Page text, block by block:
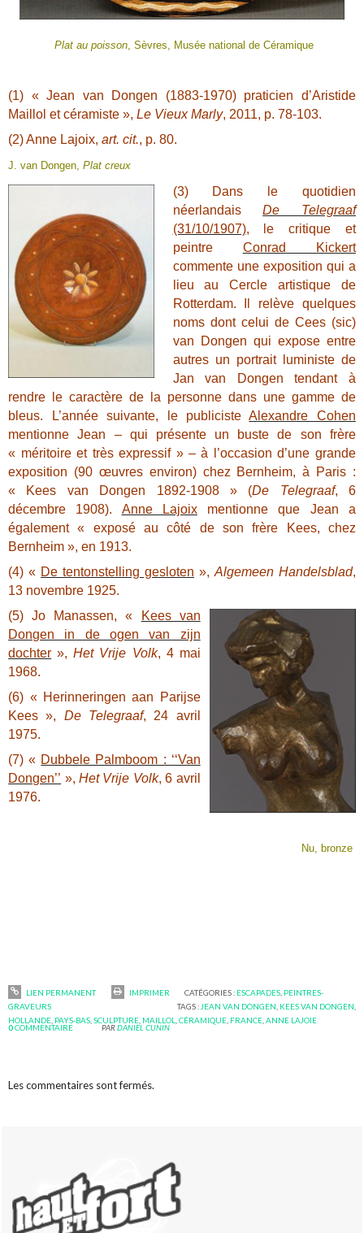
Plat au poisson, Sèvres, Musée national de Céramique
(1) « Jean van Dongen (1883-1970) praticien d’Aristide
Maillol et céramiste »,Le Vieux Marly, 2011, p. 78-103.
(2) Anne Lajoix,art. cit., p. 80.
J. van Dongen, Plat creux
(3) Dans le quotidien
néerlandaisDe Telegraaf
(31/10/1907), le critique et
peintre Conrad Kickert
commente une exposition qui a
lieu au Cercle artistique de
Rotterdam. Il relève quelques
noms dont celui de Cees (sic)
van Dongen qui expose entre
autres un portrait luministe de
Jan van Dongen tendant à
rendre le caractère de la personne dans une gamme de
bleus. L’année suivante, le publicisteAlexandre Cohen
mentionne Jean – qui présente un buste de son frère
« méritoire et très expressif » – à l’occasion d’une grande
exposition (90 œuvres environ) chez Bernheim, à Paris :
« Kees van Dongen 1892-1908 » (De Telegraaf, 6
décembre 1908). Anne Lajoixmentionne que Jean a
également « exposé au côté de son frère Kees, chez
Bernheim », en 1913.
(4) « De tentonstelling gesloten », Algemeen Handelsblad,
13 novembre 1925.
(5) Jo Manassen, «
Kees van
Dongen in de ogen van zijn
dochter »,Het Vrije Volk, 4 mai
1968.
(6) « Herinneringen aan Parijse
Kees », De Telegraaf, 24 avril
1975.
(7) « Dubbele Palmboom : ‘‘Van
Dongen’’ », Het Vrije Volk, 6 avril
1976.
Nu, bronze
LIEN PERMANENT IMPRIMER CATÉGORIES : ESCAPADES PEINTRES-
GRAVEURS
TAGS : JEAN VAN DONGEN KEES VAN DONGEN
HOLLANDE PAYS-BAS ,SCULPTURE MAILLOL ,CÉRAMIQUE FRANCE ,ANNE LAJOIE
0COMMENTAIRE PARDANIEL CUNIN
Les commentaires sont fermés.